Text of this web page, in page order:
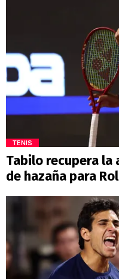
TENIS
Tabilo recupera la
de hazaña para